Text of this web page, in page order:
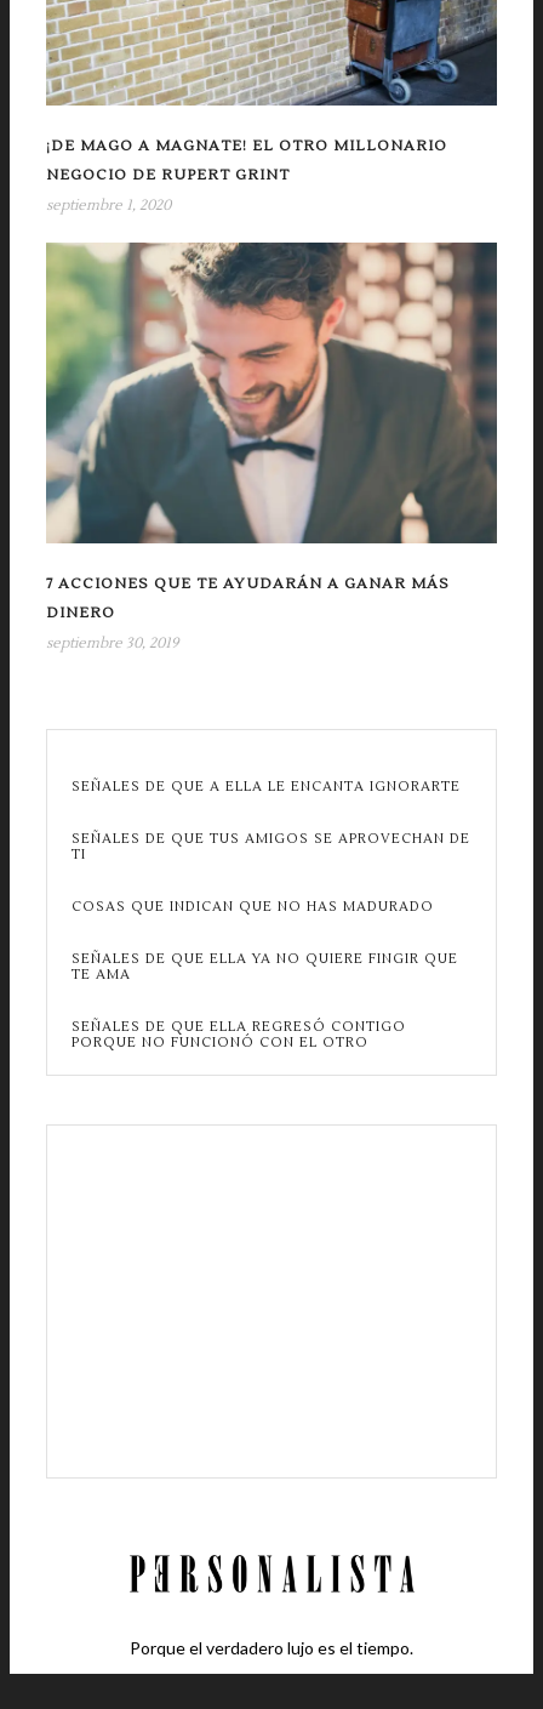
¡DE MAGO A MAGNATE! EL OTRO MILLONARIO
NEGOCIO DE RUPERT GRINT
septiembre 1, 2020
7 ACCIONES QUE TE AYUDARÁN A GANAR MÁS
DINERO
septiembre 30, 2019
SEÑALES DE QUE A ELLA LE ENCANTA IGNORARTE
SEÑALES DE QUE TUS AMIGOS SE APROVECHAN DE
TI
COSAS QUE INDICAN QUE NO HAS MADURADO
SEÑALES DE QUE ELLA YA NO QUIERE FINGIR QUE
TE AMA
SEÑALES DE QUE ELLA REGRESÓ CONTIGO
PORQUE NO FUNCIONÓ CON EL OTRO
Porque el verdadero lujo es el tiempo.